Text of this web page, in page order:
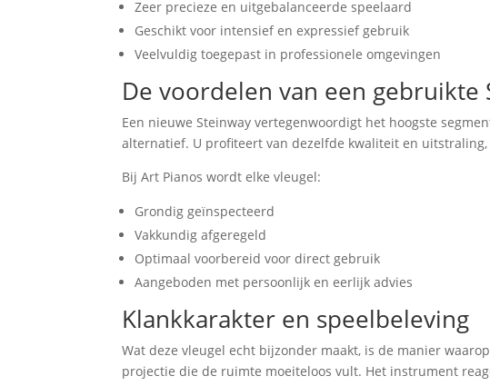
Zeer precieze en uitgebalanceerde speelaard
Geschikt voor intensief en expressief gebruik
Veelvuldig toegepast in professionele omgevingen
De voordelen van een gebruikte
Een nieuwe Steinway vertegenwoordigt het hoogste
alternatief. U profiteert van dezelfde kwaliteit en
Bij Art Pianos wordt elke vleugel:
Grondig geïnspecteerd
Vakkundig afgeregeld
Optimaal voorbereid voor direct gebruik
Aangeboden met persoonlijk en eerlijk advies
Klankkarakter en speelbeleving
Wat deze vleugel echt bijzonder maakt, is de manier
projectie die de ruimte moeiteloos vult. Het instrument